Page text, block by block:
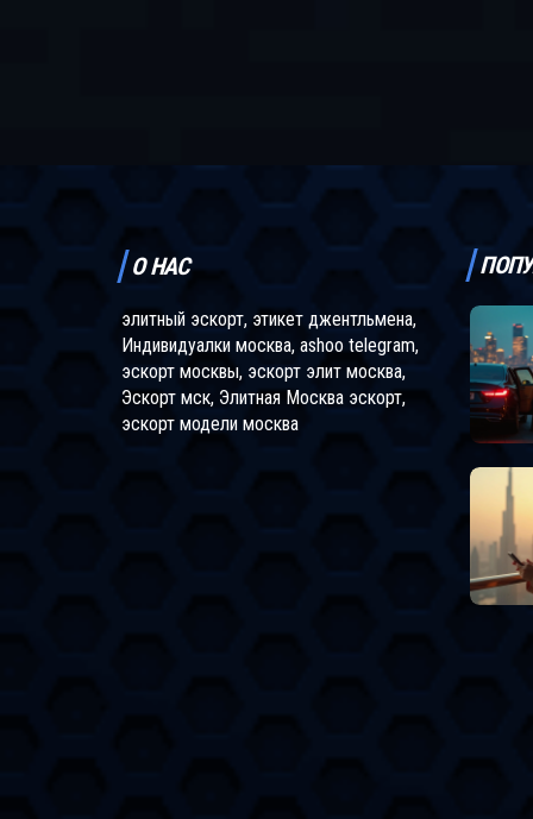
О НАС
элитный эскорт, этикет джентльмена,
Индивидуалки москва, ashoo telegram,
эскорт москвы, эскорт элит москва,
Эскорт мск, Элитная Москва эскорт,
эскорт модели москва